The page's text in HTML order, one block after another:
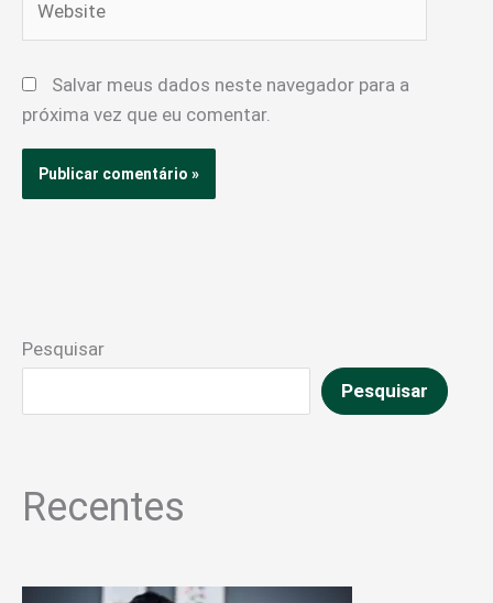
Salvar meus dados neste navegador para a
próxima vez que eu comentar.
Pesquisar
Pesquisar
Recentes